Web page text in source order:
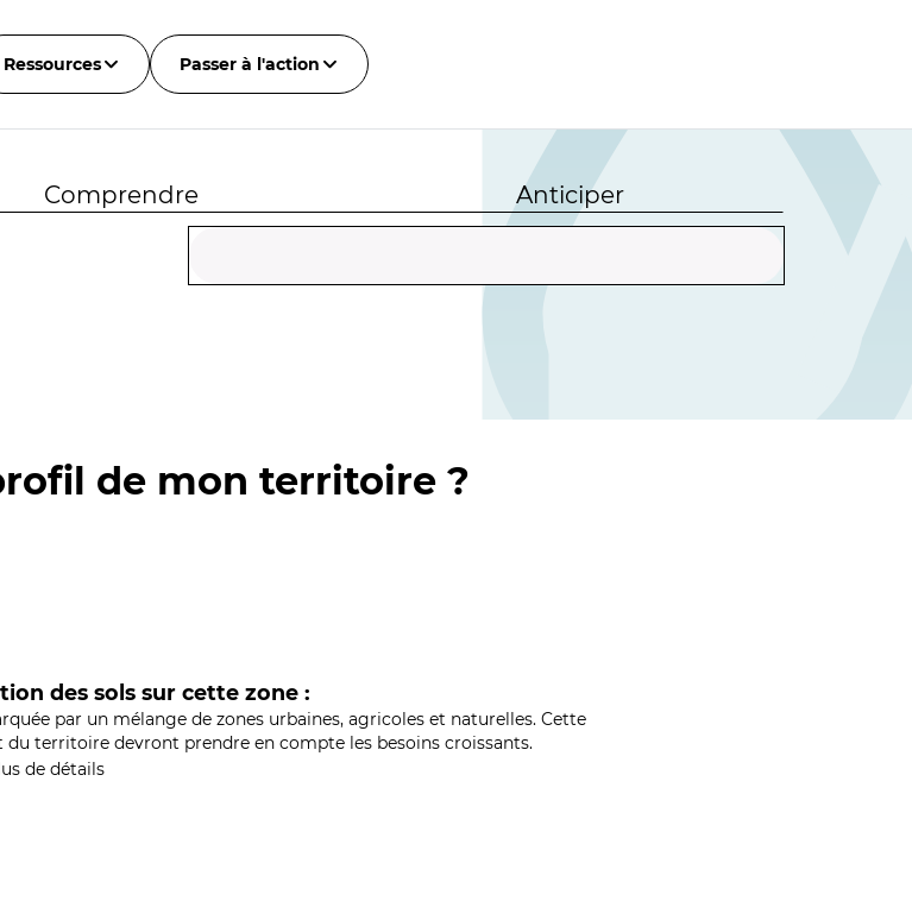
Ressources Passer à l'action
Comprendre Anticiper
de mon territoire ?
des sols sur cette zone :
par un mélange de zones urbaines, agricoles et naturelles. Cette
territoire devront prendre en compte les besoins croissants.
de détails